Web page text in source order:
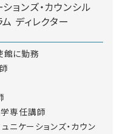
ョンズ・カウンシル
ディレクター
館に勤務
学専任講師
ニケーションズ・カウン